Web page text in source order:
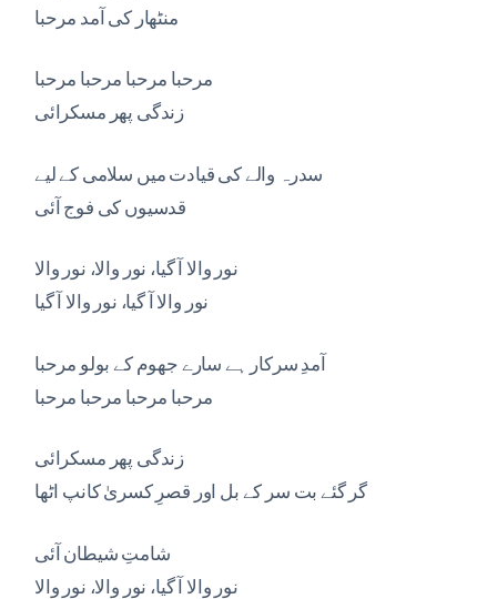
منٹھار کی آمد مرحبا
مرحبا مرحبا مرحبا مرحبا
زندگی پھر مسکرائی
سدرہ والے کی قیادت میں سلامی کے لیے
قدسیوں کی فوج آئی
نور والا آ گیا، نور والا، نور والا
نور والا آ گیا، نور والا آ گیا
آمدِ سرکار ہے سارے جھوم کے بولو مرحبا
مرحبا مرحبا مرحبا مرحبا
زندگی پھر مسکرائی
گر گئے بت سر کے بل اور قصرِ کسریٰ کانپ اٹھا
شامتِ شیطان آئی
نور والا آ گیا، نور والا، نور والا